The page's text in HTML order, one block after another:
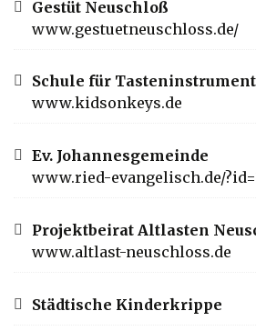
Gestüt Neuschloß
www.gestuetneuschloss.de/
Schule für
www.kidsonkeys.de
Ev. Johannesgemeinde
www.ried-evangelisch.de/
Projektbeirat Altlasten
www.altlast-neuschloss.de
Städtische Kinderkrippe